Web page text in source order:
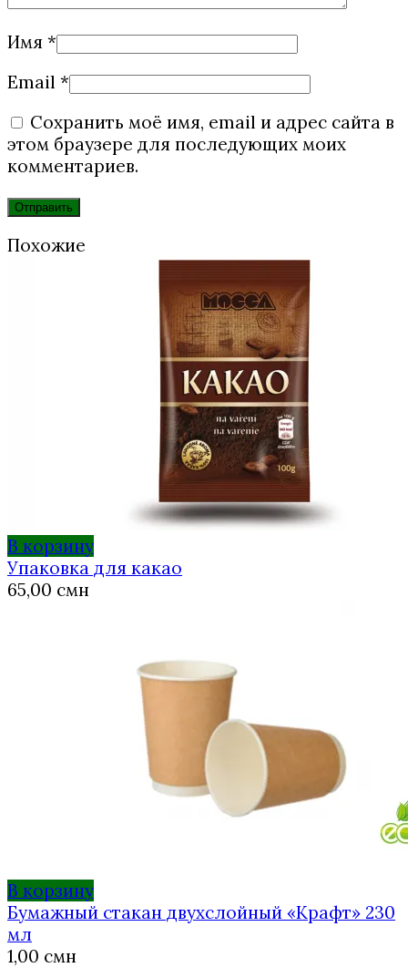
Имя *
Email *
Сохранить моё имя, email и адрес сайта в
этом браузере для последующих моих
комментариев.
Похожие
В корзину
Упаковка для какао
65,00 смн
В корзину
Бумажный стакан двухслойный «Крафт» 230
мл
1,00 смн